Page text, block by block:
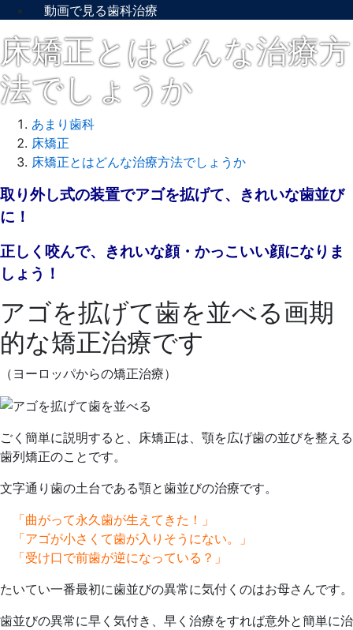
動画で見る歯科治療
床矯正とはどんな治療方
法でしょうか
あまり歯科
床矯正
床矯正とはどんな治療方法でしょうか
2021
年
月
26
取り外し式の装置でアゴを拡げて、きれいな歯並び
に！
正しく咬んで、きれいな顔・かっこいい顔になりま
しょう！
アゴを拡げて歯を並べる画期
的な矯正治療です
（ヨーロッパからの矯正治療）
ごく簡単に説明すると、床矯正は、顎を広げ歯の並びを整える
歯列矯正のことです。
文字通り歯の土台である顎と歯並びの治療です。
「曲がって永久歯が生えてきた！」
「アゴが小さくて歯が入りそうにない。」
「受け口で前歯が逆になっている？」
たいてい一番最初に歯並びの異常に気付くのはお母さんです。
歯並びの異常に早く気付き、早く治療をすれば意外と簡単に治